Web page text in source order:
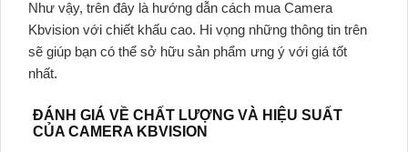
Như vậy, trên đây là hướng dẫn cách mua Camera
Kbvision với chiết khấu cao. Hi vọng những thông tin trên
sẽ giúp bạn có thể sở hữu sản phẩm ưng ý với giá tốt
nhất.
ĐÁNH GIÁ VỀ CHẤT LƯỢNG VÀ HIỆU SUẤT
CỦA CAMERA KBVISION